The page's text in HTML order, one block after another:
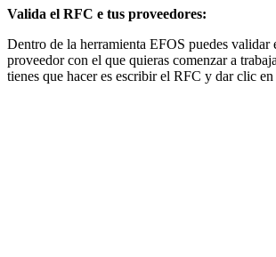
Valida el RFC e tus proveedores:
Dentro de la herramienta EFOS puedes
proveedor con el que quieras comenzar a
tienes que hacer es escribir el RFC y dar clic